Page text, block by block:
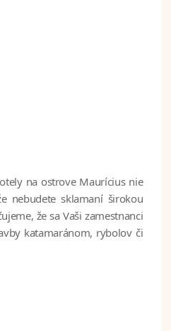
na ostrove Maurícius nie
nebudete sklamaní širokou
že sa Vaši zamestnanci
katamaránom, rybolov či